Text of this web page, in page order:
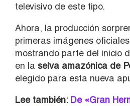
televisivo de este tipo.
Ahora, la producción
primeras imágenes
mostrando parte del inicio
en la selva amazónica de
elegido para esta nueva
Lee también:De «Gran